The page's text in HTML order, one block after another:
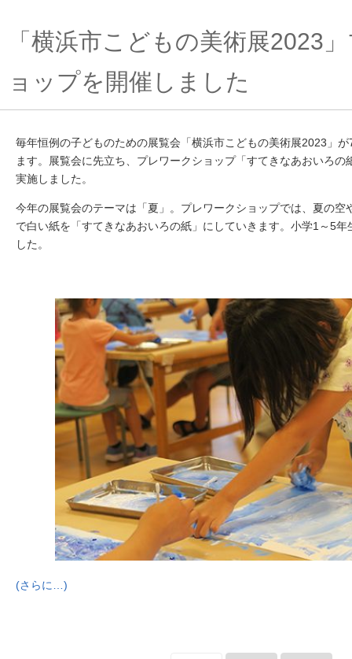
「横浜市こどもの美術展2023
ョップを開催しました
毎年恒例の子どものための展覧会「横浜市こどもの美術展2023」
ます。展覧会に先立ち、プレワークショップ「すてきなあおいろの
実施しました。
今年の展覧会のテーマは「夏」。プレワークショップでは、夏の空
で白い紙を「すてきなあおいろの紙」にしていきます。小学1～5
した。
(さらに…)